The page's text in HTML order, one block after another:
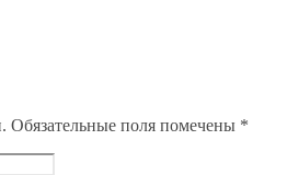
Обязательные поля помечены *